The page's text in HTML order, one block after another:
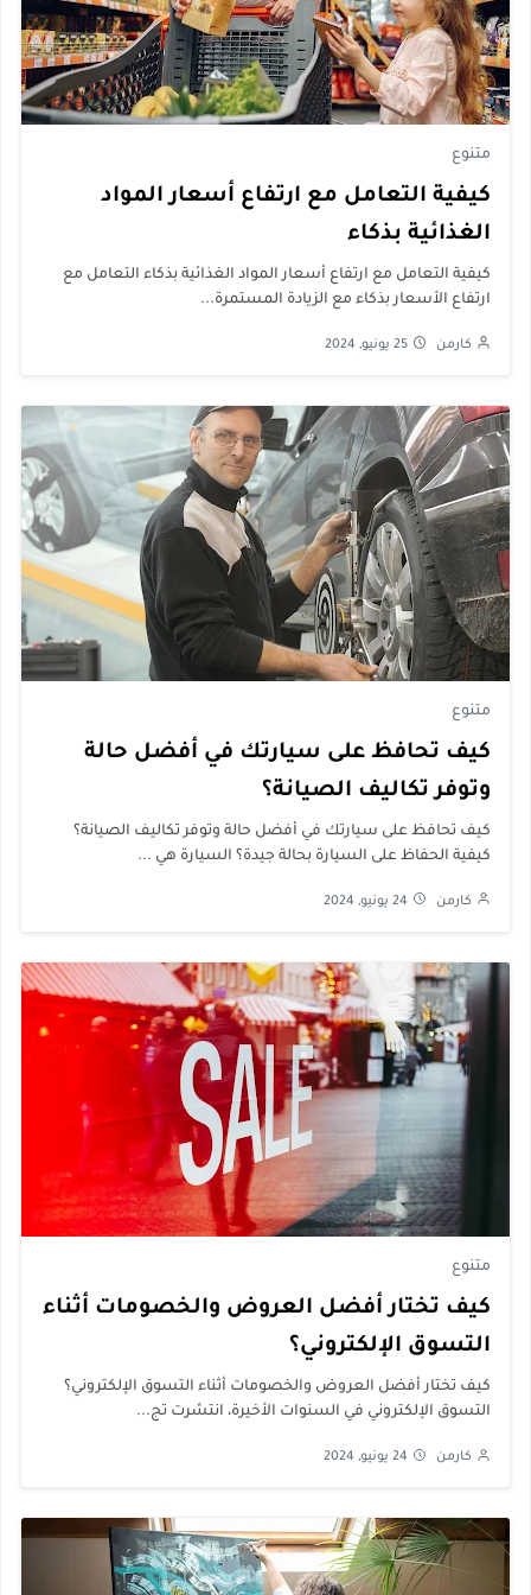
متنوع
كيفية التعامل مع ارتفاع أسعار المواد
الغذائية بذكاء
كيفية التعامل مع ارتفاع أسعار المواد الغذائية بذكاء التعامل مع
ارتفاع الأسعار بذكاء مع الزيادة المستمرة...
كارمن 25 يونيو, 2024
متنوع
كيف تحافظ على سيارتك في أفضل حالة
وتوفر تكاليف الصيانة؟
كيف تحافظ على سيارتك في أفضل حالة وتوفر تكاليف الصيانة؟
كيفية الحفاظ على السيارة بحالة جيدة؟ السيارة هي ...
كارمن 24 يونيو, 2024
متنوع
كيف تختار أفضل العروض والخصومات أثناء
التسوق الإلكتروني؟
كيف تختار أفضل العروض والخصومات أثناء التسوق الإلكتروني؟
التسوق الإلكتروني في السنوات الأخيرة، انتشرت تج...
كارمن 24 يونيو, 2024